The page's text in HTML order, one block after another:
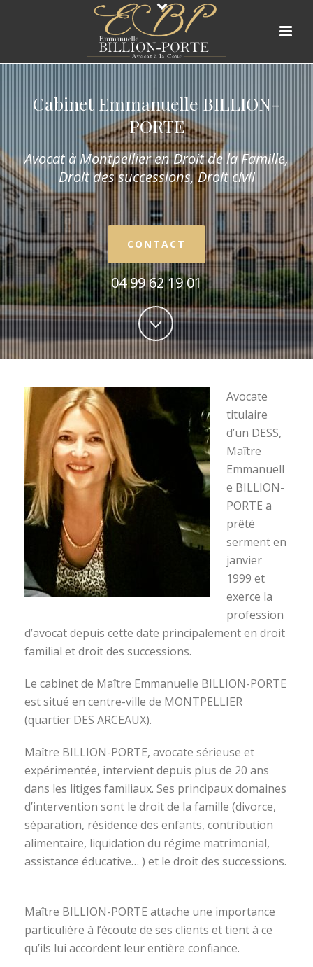
Cabinet Emmanuelle BILLION-
PORTE
Avocat à Montpellier en Droit de la Famille,
Droit des successions, Droit civil
CONTACT
04 99 62 19 01
Avocate
titulaire
d’un DESS,
Maître
Emmanuell
e BILLION-
PORTE a
prêté
serment en
janvier
1999 et
exerce la
profession
d’avocat depuis cette date principalement en droit
familial et droit des successions.
Le cabinet de Maître Emmanuelle BILLION-PORTE
est situé en centre-ville de MONTPELLIER
(quartier DES ARCEAUX).
Maître BILLION-PORTE, avocate sérieuse et
expérimentée, intervient depuis plus de 20 ans
dans les litiges familiaux. Ses principaux domaines
d’intervention sont le droit de la famille (divorce,
séparation, résidence des enfants, contribution
alimentaire, liquidation du régime matrimonial,
assistance éducative… ) et le droit des successions.
Maître BILLION-PORTE attache une importance
particulière à l’écoute de ses clients et tient à ce
qu’ils lui accordent leur entière confiance.